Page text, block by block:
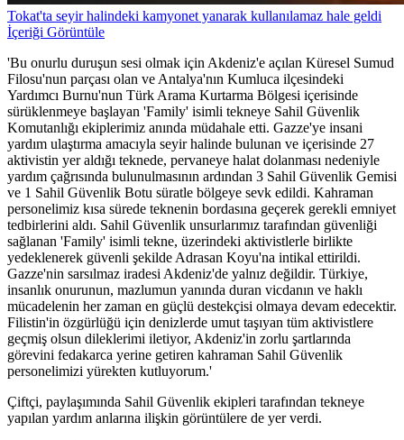
Tokat'ta seyir halindeki kamyonet yanarak kullanılamaz hale geldi
İçeriği Görüntüle
'Bu onurlu duruşun sesi olmak için Akdeniz'e açılan Küresel Sumud
Filosu'nun parçası olan ve Antalya'nın Kumluca ilçesindeki
Yardımcı Burnu'nun Türk Arama Kurtarma Bölgesi içerisinde
sürüklenmeye başlayan 'Family' isimli tekneye Sahil Güvenlik
Komutanlığı ekiplerimiz anında müdahale etti. Gazze'ye insani
yardım ulaştırma amacıyla seyir halinde bulunan ve içerisinde 27
aktivistin yer aldığı teknede, pervaneye halat dolanması nedeniyle
yardım çağrısında bulunulmasının ardından 3 Sahil Güvenlik Gemisi
ve 1 Sahil Güvenlik Botu süratle bölgeye sevk edildi. Kahraman
personelimiz kısa sürede teknenin bordasına geçerek gerekli emniyet
tedbirlerini aldı. Sahil Güvenlik unsurlarımız tarafından güvenliği
sağlanan 'Family' isimli tekne, üzerindeki aktivistlerle birlikte
yedeklenerek güvenli şekilde Adrasan Koyu'na intikal ettirildi.
Gazze'nin sarsılmaz iradesi Akdeniz'de yalnız değildir. Türkiye,
insanlık onurunun, mazlumun yanında duran vicdanın ve haklı
mücadelenin her zaman en güçlü destekçisi olmaya devam edecektir.
Filistin'in özgürlüğü için denizlerde umut taşıyan tüm aktivistlere
geçmiş olsun dileklerimi iletiyor, Akdeniz'in zorlu şartlarında
görevini fedakarca yerine getiren kahraman Sahil Güvenlik
personelimizi yürekten kutluyorum.'
Çiftçi, paylaşımında Sahil Güvenlik ekipleri tarafından tekneye
yapılan yardım anlarına ilişkin görüntülere de yer verdi.